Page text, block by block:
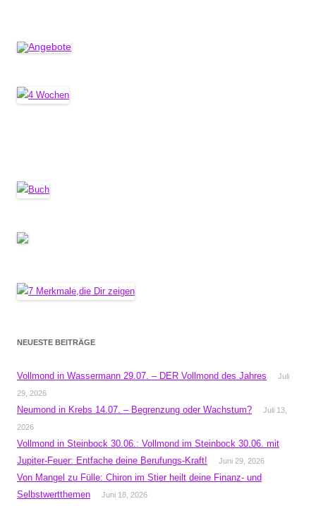
NEUESTE BEITRÄGE
Vollmond in Wassermann 29.07. – DER Vollmond des Jahres
Juli
29, 2026
Neumond in Krebs 14.07. – Begrenzung oder Wachstum?
Juli 13,
2026
Vollmond in Steinbock 30.06.: Vollmond im Steinbock 30.06. mit
Jupiter-Feuer: Entfache deine Berufungs-Kraft!
Juni 29, 2026
Von Mangel zu Fülle: Chiron im Stier heilt deine Finanz- und
Selbstwertthemen
Juni 18, 2026